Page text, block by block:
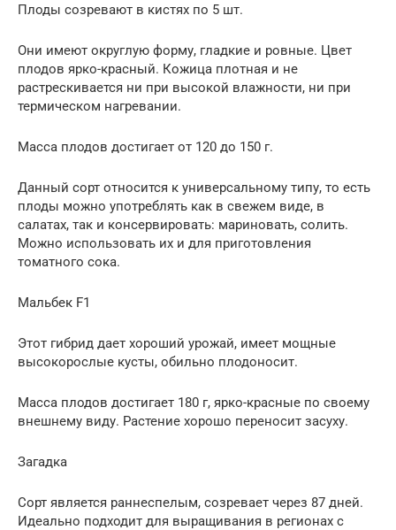
Плоды созревают в кистях по 5 шт.
Они имеют округлую форму, гладкие и ровные. Цвет
плодов ярко-красный. Кожица плотная и не
растрескивается ни при высокой влажности, ни при
термическом нагревании.
Масса плодов достигает от 120 до 150 г.
Данный сорт относится к универсальному типу, то есть
плоды можно употреблять как в свежем виде, в
салатах, так и консервировать: мариновать, солить.
Можно использовать их и для приготовления
томатного сока.
Мальбек F1
Этот гибрид дает хороший урожай, имеет мощные
высокорослые кусты, обильно плодоносит.
Масса плодов достигает 180 г, ярко-красные по своему
внешнему виду. Растение хорошо переносит засуху.
Загадка
Сорт является раннеспелым, созревает через 87 дней.
Идеально подходит для выращивания в регионах с